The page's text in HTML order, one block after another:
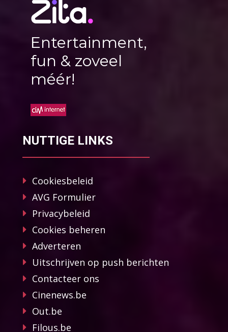
Entertainment,
fun & zoveel
méér!
NUTTIGE LINKS
Cookiesbeleid
AVG Formulier
Privacybeleid
Cookies beheren
Adverteren
Uitschrijven op push berichten
Contacteer ons
Cinenews.be
Out.be
Filous.be